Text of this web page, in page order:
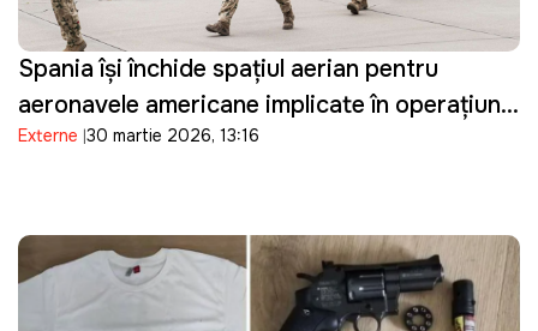
Spania își închide spațiul aerian pentru
aeronavele americane implicate în operațiuni
militare împotriva Iranului și restricționează
Externe 30 martie 2026, 13:16